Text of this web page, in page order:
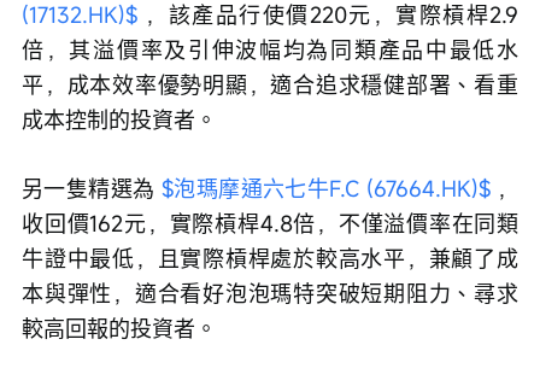
(17132.HK)$ ，該產品行使價220元，實際槓桿2.9
倍，其溢價率及引伸波幅均為同類產品中最低水
平，成本效率優勢明顯，適合追求穩健部署、看重
成本控制的投資者。
另一隻精選為 $泡瑪摩通六七牛F.C (67664.HK)$ ，
收回價162元，實際槓桿4.8倍，不僅溢價率在同類
牛證中最低，且實際槓桿處於較高水平，兼顧了成
本與彈性，適合看好泡泡瑪特突破短期阻力、尋求
較高回報的投資者。